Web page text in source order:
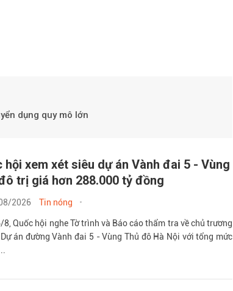
dụng quy mô lớn
hội xem xét siêu dự án Vành đai 5 - Vùng
trị giá hơn 288.000 tỷ đồng
2026 Tin nóng
8, Quốc hội nghe Tờ trình và Báo cáo thẩm tra về chủ trương
án đường Vành đai 5 - Vùng Thủ đô Hà Nội với tổng mức